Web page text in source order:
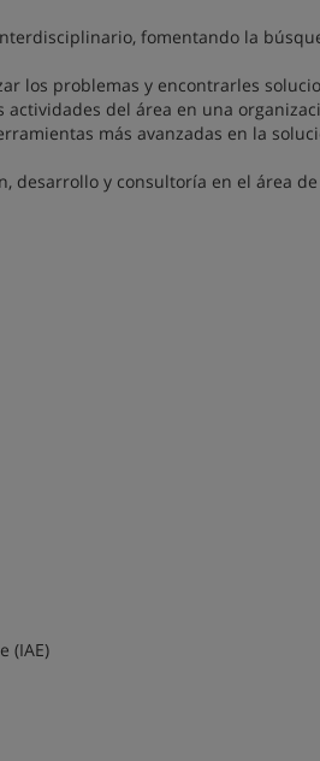
fomentando la
los problemas y encontrarles
del área en una
más avanzadas en la
desarrollo y consultoría en el área
(IAE)